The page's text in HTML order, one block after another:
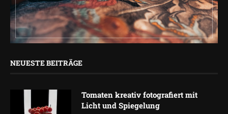
NEUESTE BEITRÄGE
Tomaten kreativ fotografiert mit
Licht und Spiegelung